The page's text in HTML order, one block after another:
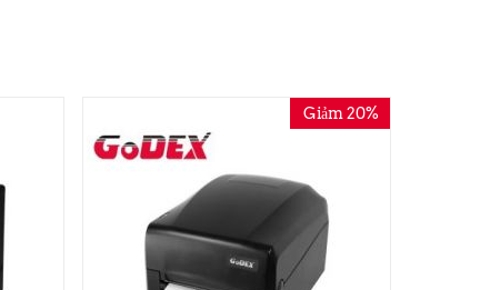
Giảm 20%